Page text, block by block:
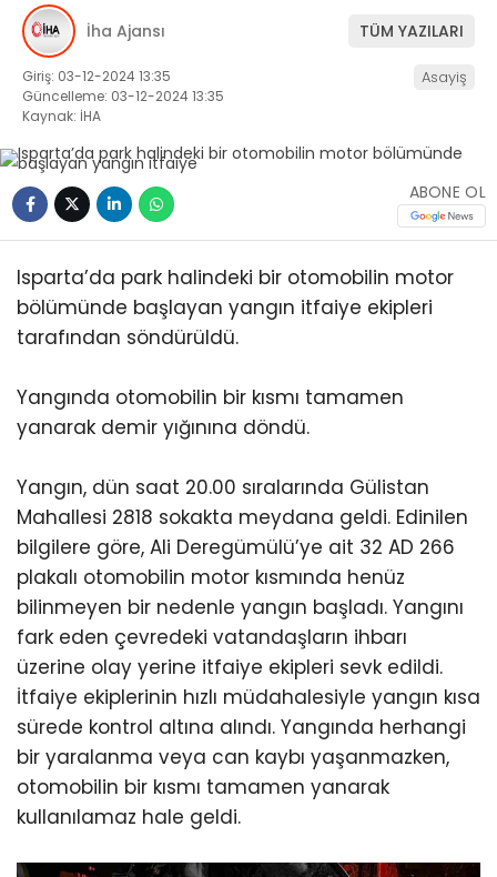
İha Ajansı TÜM YAZILARI
Giriş: 03-12-2024 13:35
Güncelleme: 03-12-2024 13:35
Kaynak: İHA
Asayiş
ABONE OL
Isparta’da park halindeki bir otomobilin motor
bölümünde başlayan yangın itfaiye ekipleri
tarafından söndürüldü.
Yangında otomobilin bir kısmı tamamen
yanarak demir yığınına döndü.
Yangın, dün saat 20.00 sıralarında Gülistan
Mahallesi 2818 sokakta meydana geldi. Edinilen
bilgilere göre, Ali Deregümülü’ye ait 32 AD 266
plakalı otomobilin motor kısmında henüz
bilinmeyen bir nedenle yangın başladı. Yangını
fark eden çevredeki vatandaşların ihbarı
üzerine olay yerine itfaiye ekipleri sevk edildi.
İtfaiye ekiplerinin hızlı müdahalesiyle yangın kısa
sürede kontrol altına alındı. Yangında herhangi
bir yaralanma veya can kaybı yaşanmazken,
otomobilin bir kısmı tamamen yanarak
kullanılamaz hale geldi.